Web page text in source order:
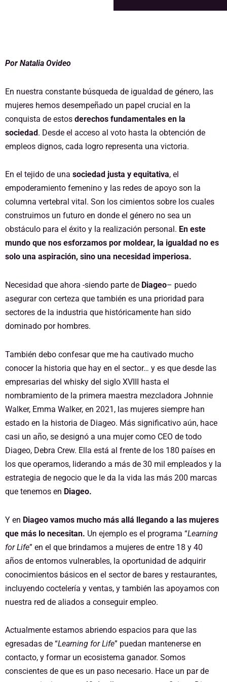
Por Natalia Ovideo
En nuestra constante búsqueda de igualdad de género, las
mujeres hemos desempeñado un papel crucial en la
conquista de estos derechos fundamentales en la
sociedad. Desde el acceso al voto hasta la obtención de
empleos dignos, cada logro representa una victoria.
En el tejido de una sociedad justa y equitativa, el
empoderamiento femenino y las redes de apoyo son la
columna vertebral vital. Son los cimientos sobre los cuales
construimos un futuro en donde el género no sea un
obstáculo para el éxito y la realización personal. En este
mundo que nos esforzamos por moldear, la igualdad no es
solo una aspiración, sino una necesidad imperiosa.
Necesidad que ahora -siendo parte de Diageo– puedo
asegurar con certeza que también es una prioridad para
sectores de la industria que históricamente han sido
dominado por hombres.
También debo confesar que me ha cautivado mucho
conocer la historia que hay en el sector… y es que desde las
empresarias del whisky del siglo XVIII hasta el
nombramiento de la primera maestra mezcladora Johnnie
Walker, Emma Walker, en 2021, las mujeres siempre han
estado en la historia de Diageo. Más significativo aún, hace
casi un año, se designó a una mujer como CEO de todo
Diageo, Debra Crew. Ella está al frente de los 180 países en
los que operamos, liderando a más de 30 mil empleados y la
estrategia de negocio que le da la vida las más 200 marcas
que tenemos en Diageo.
Y en Diageo vamos mucho más allá llegando a las mujeres
que más lo necesitan. Un ejemplo es el programa “Learning
for Life” en el que brindamos a mujeres de entre 18 y 40
años de entornos vulnerables, la oportunidad de adquirir
conocimientos básicos en el sector de bares y restaurantes,
incluyendo coctelería y ventas, y también las apoyamos con
nuestra red de aliados a conseguir empleo.
Actualmente estamos abriendo espacios para que las
egresadas de “Learning for Life” puedan mantenerse en
contacto, y formar un ecosistema ganador. Somos
conscientes de que es un paso necesario. Hace un par de